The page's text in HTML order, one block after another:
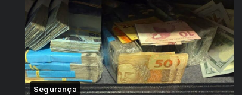
Segurança